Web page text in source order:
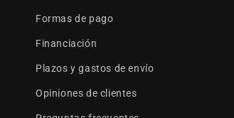
Formas de pago
Financiación
Plazos y gastos de envío
Opiniones de clientes